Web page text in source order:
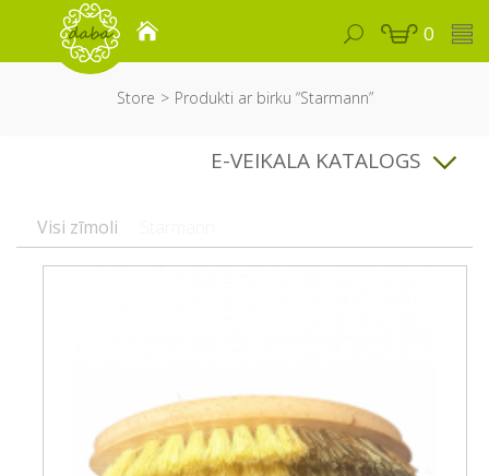
0
Store Produkti ar birku “Starmann”
E-VEIKALA KATALOGS
Visi zīmoli